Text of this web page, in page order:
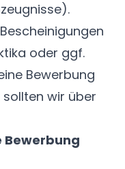
oder ggf.
Bewerbung
wir über
Bewerbung